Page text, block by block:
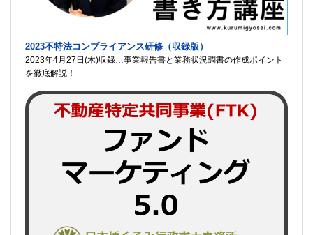
2023不特法コンプライアンス研修（収録版）
2023年4月27日(木)収録…事業報告書と業務状況調書の作成ポイント
を徹底解説！